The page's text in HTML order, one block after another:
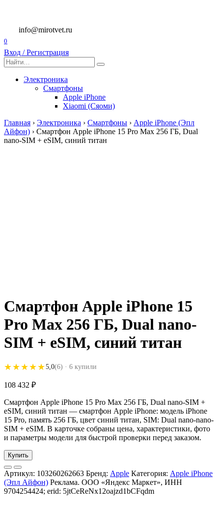
содержанию
info@mirotvet.ru
0
Вход / Регистрация
Search
for:
Электроника
Смартфоны
Apple iPhone
Xiaomi (Сяоми)
Главная › Электроника › Смартфоны › Apple iPhone (Эпл
Айфон) › Смартфон Apple iPhone 15 Pro Max 256 ГБ, Dual
nano-SIM + eSIM, синий титан
Смартфон Apple iPhone 15
Pro Max 256 ГБ, Dual nano-
SIM + eSIM, синий титан
★★★★★
★★★★★5,0(6) · 6 купили
108 432 ₽
Смартфон Apple iPhone 15 Pro Max 256 ГБ, Dual nano-SIM +
eSIM, синий титан — смартфон Apple iPhone: модель iPhone
15 Pro, память 256 ГБ, цвет синий титан, SIM: Dual nano-nano-
SIM + eSIM. В карточке собраны цена, характеристики, фото
и параметры модели для быстрой проверки перед заказом.
Купить
Артикул: 103260262663 Бренд: Apple Категория: Apple iPhone
(Эпл Айфон) Реклама. ООО «Яндекс Маркет», ИНН
9704254424; erid: 5jtCeReNx12oajzd1bCFqdm